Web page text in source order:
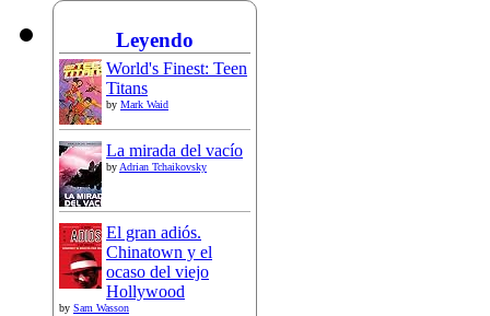
Leyendo
World's Finest: Teen
Titans
by Mark Waid
La mirada del vacío
byAdrian Tchaikovsky
El gran adiós.
Chinatown y el
ocaso del viejo
Hollywood
by Sam Wasson